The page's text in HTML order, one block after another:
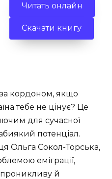
Читать онлайн
Скачати книгу
кордоном, якщо
тебе не цінує? Це
для сучасної
потенціал.
Ольга Сокол-Торська,
еміграції,
й